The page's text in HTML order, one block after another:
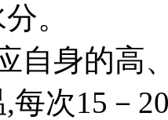
。
自身的高
每次15－